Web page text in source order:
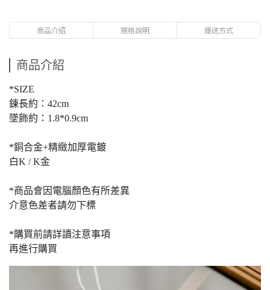
商品介紹 規格說明 運送方式
商品介紹
*SIZE
鍊長約：42cm
墜飾約：1.8*0.9cm
*銅合金+精緻加厚電鍍
白K / K金
*商品會因電腦顏色有所差異
介意色差者請勿下標
*購買前請詳讀注意事項
再進行購買